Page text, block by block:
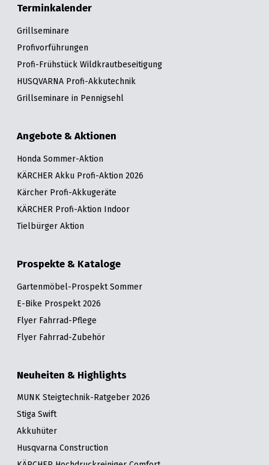
Terminkalender
Grillseminare
Profivorführungen
Profi-Frühstück Wildkrautbeseitigung
HUSQVARNA Profi-Akkutechnik
Grillseminare in Pennigsehl
Angebote & Aktionen
Honda Sommer-Aktion
KÄRCHER Akku Profi-Aktion 2026
Kärcher Profi-Akkugeräte
KÄRCHER Profi-Aktion Indoor
Tielbürger Aktion
Prospekte & Kataloge
Gartenmöbel-Prospekt Sommer
E-Bike Prospekt 2026
Flyer Fahrrad-Pflege
Flyer Fahrrad-Zubehör
Neuheiten & Highlights
MUNK Steigtechnik-Ratgeber 2026
Stiga Swift
Akkuhüter
Husqvarna Construction